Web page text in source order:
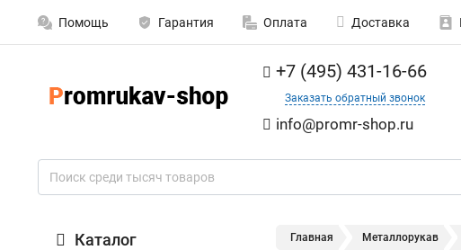
Помощь Гарантия Оплата Доставка
+7 (495) 431-16-66
Заказать обратный звонок
info@promr-shop.ru
Каталог Главная Металлорукав